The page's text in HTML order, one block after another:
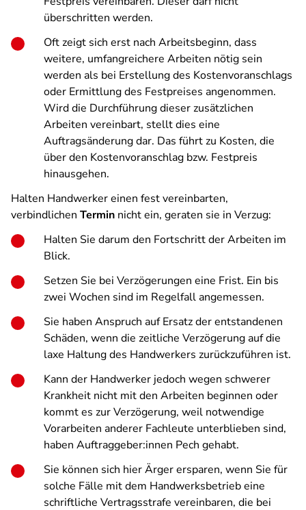
überschritten werden.
Oft zeigt sich erst nach Arbeitsbeginn, dass
weitere, umfangreichere Arbeiten nötig sein
werden als bei Erstellung des Kostenvoranschlags
oder Ermittlung des Festpreises angenommen.
Wird die Durchführung dieser zusätzlichen
Arbeiten vereinbart, stellt dies eine
Auftragsänderung dar. Das führt zu Kosten, die
über den Kostenvoranschlag bzw. Festpreis
hinausgehen.
Halten Handwerker einen fest vereinbarten,
verbindlichen Termin nicht ein, geraten sie in Verzug:
Halten Sie darum den Fortschritt der Arbeiten im
Blick.
Setzen Sie bei Verzögerungen eine Frist. Ein bis
zwei Wochen sind im Regelfall angemessen.
Sie haben Anspruch auf Ersatz der entstandenen
Schäden, wenn die zeitliche Verzögerung auf die
laxe Haltung des Handwerkers zurückzuführen ist.
Kann der Handwerker jedoch wegen schwerer
Krankheit nicht mit den Arbeiten beginnen oder
kommt es zur Verzögerung, weil notwendige
Vorarbeiten anderer Fachleute unterblieben sind,
haben Auftraggeber:innen Pech gehabt.
Sie können sich hier Ärger ersparen, wenn Sie für
solche Fälle mit dem Handwerksbetrieb eine
schriftliche Vertragsstrafe vereinbaren, die bei